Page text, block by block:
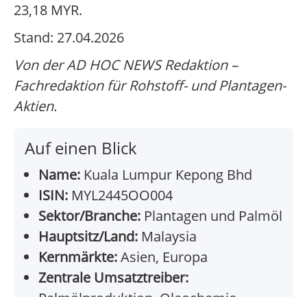
23,18 MYR.
Stand: 27.04.2026
Von der AD HOC NEWS Redaktion –
Fachredaktion für Rohstoff- und Plantagen-
Aktien.
Auf einen Blick
Name: Kuala Lumpur Kepong Bhd
ISIN: MYL2445OO004
Sektor/Branche: Plantagen und Palmöl
Hauptsitz/Land: Malaysia
Kernmärkte:Asien, Europa
Zentrale Umsatztreiber: